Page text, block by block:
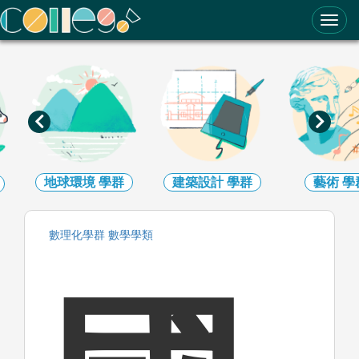
ColleGo! 大學選才與高中育才輔助系統
地球環境學群 建築設計學群 藝術 學
數理化學群 數學學類